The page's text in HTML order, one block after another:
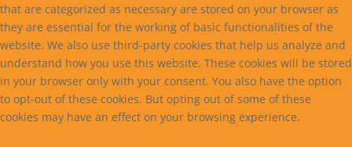
that are categorized as necessary are stored on your browser as
they are essential for the working of basic functionalities of the
website. We also use third-party cookies that help us analyze and
understand how you use this website. These cookies will be stored
in your browser only with your consent. You also have the option
to opt-out of these cookies. But opting out of some of these
cookies may have an effect on your browsing experience.